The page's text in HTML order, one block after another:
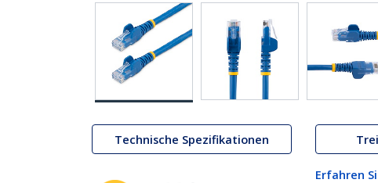
Technische Spezifikationen
Erfahren